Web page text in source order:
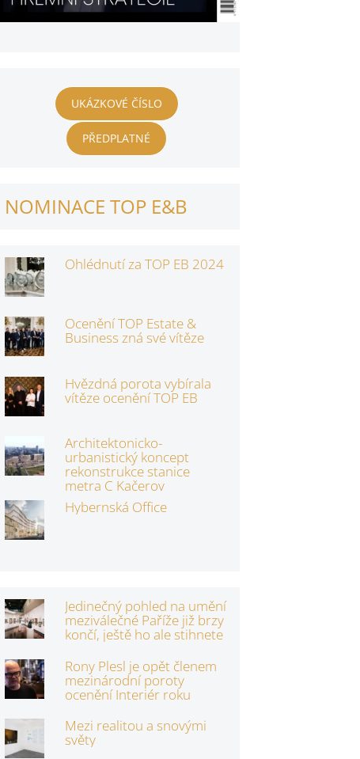
UKÁZKOVÉ ČÍSLO
PŘEDPLATNÉ
NOMINACE TOP E&B
Ohlédnutí za TOP EB 2024
Ocenění TOP Estate &
Business zná své vítěze
Hvězdná porota vybírala
vítěze ocenění TOP EB
Architektonicko-
urbanistický koncept
rekonstrukce stanice
metra C Kačerov
Hybernská Office
Jedinečný pohled na umění
meziválečné Paříže již brzy
končí, ještě ho ale stihnete
Rony Plesl je opět členem
mezinárodní poroty
ocenění Interiér roku
Mezi realitou a snovými
světy